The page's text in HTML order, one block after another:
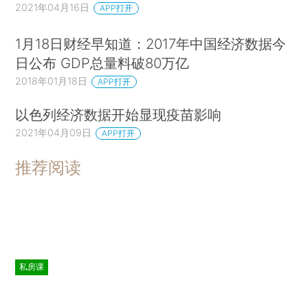
2021年04月16日 APP打开
1月18日财经早知道：2017年中国经济数据今
日公布 GDP总量料破80万亿
2018年01月18日 APP打开
以色列经济数据开始显现疫苗影响
2021年04月09日 APP打开
推荐阅读
私房课